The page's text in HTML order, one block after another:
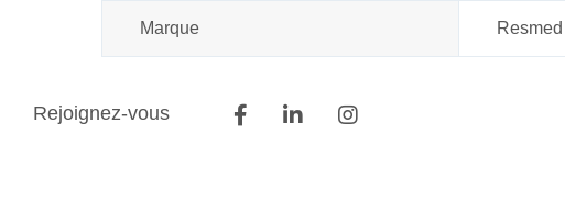
Marque Resmed
Rejoignez-vous